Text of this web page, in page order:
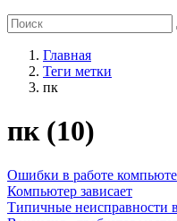
Главная
Теги метки
пк
пк (10)
Ошибки в работе
Компьютер зависает
Типичные неисправности